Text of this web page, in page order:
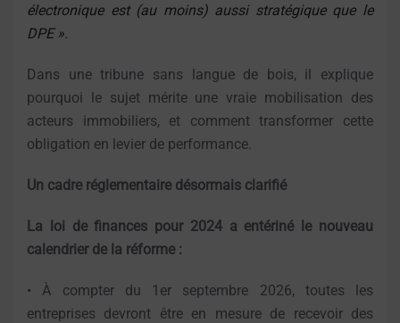
électronique est (au moins) aussi stratégique que le
DPE ».
Dans une tribune sans langue de bois, il explique
pourquoi le sujet mérite une vraie mobilisation des
acteurs immobiliers, et comment transformer cette
obligation en levier de performance.
Un cadre réglementaire désormais clarifié
La loi de finances pour 2024 a entériné le nouveau
calendrier de la réforme :
• À compter du 1er septembre 2026, toutes les
entreprises devront être en mesure de recevoir des